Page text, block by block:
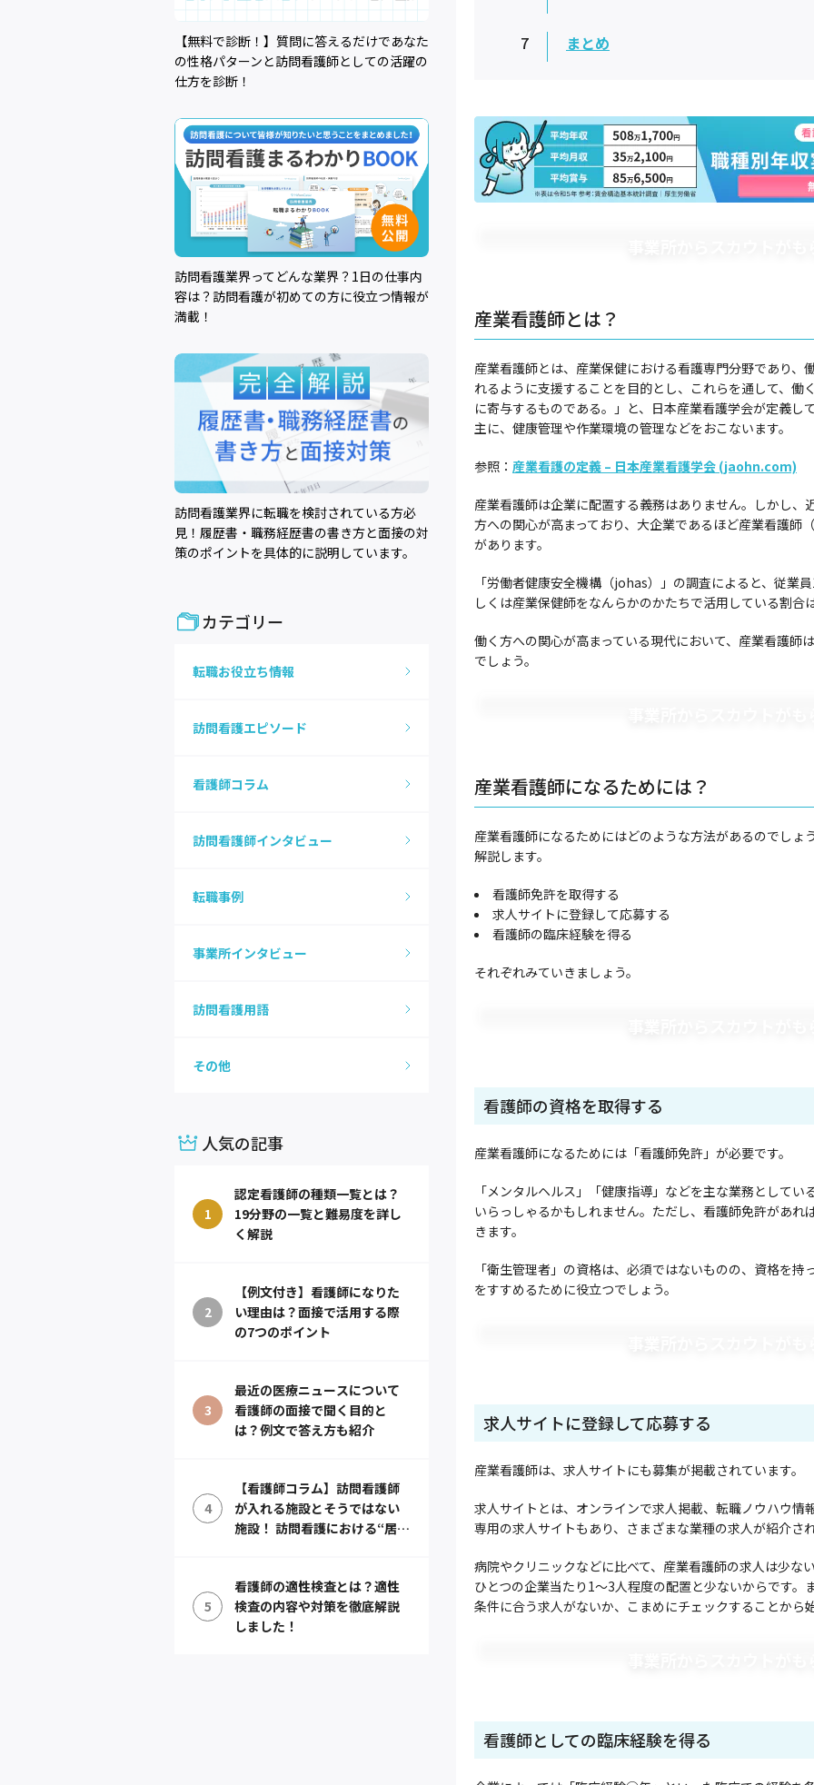
7 まとめ
産業看護師とは？
産業看護師とは、産業保健における看護専門分野であり、
れるように支援することを目的とし、これらを通して、働
に寄与するものである。」と、日本産業看護学会が定義し
主に、健康管理や作業環境の管理などをおこないます。
参照： 産業看護の定義 – 日本産業看護学会 (jaohn.com)
産業看護師は企業に配置する義務はありません。しかし、
方への関心が高まっており、大企業であるほど産業看護師
があります。
「労働者健康安全機構（johas）」の調査によると、従業
しくは産業保健師をなんらかのかたちで活用している割合
働く方への関心が高まっている現代において、産業看護師
でしょう。
産業看護師になるためには？
産業看護師になるためにはどのような方法があるのでしょ
解説します。
看護師免許を取得する
求人サイトに登録して応募する
看護師の臨床経験を得る
それぞれみていきましょう。
看護師の資格を取得する
産業看護師になるためには「看護師免許」が必要です。
「メンタルヘルス」「健康指導」などを主な業務として
いらっしゃるかもしれません。ただし、看護師免許があれ
きます。
「衛生管理者」の資格は、必須ではないものの、資格を
をすすめるために役立つでしょう。
求人サイトに登録して応募する
産業看護師は、求人サイトにも募集が掲載されています。
求人サイトとは、オンラインで求人掲載、転職ノウハウ情
専用の求人サイトもあり、さまざまな業種の求人が紹介さ
病院やクリニックなどに比べて、産業看護師の求人は少な
ひとつの企業当たり1～3人程度の配置と少ないからです。
条件に合う求人がないか、こまめにチェックすることから
看護師としての臨床経験を得る
【無料で診断！】質問に答えるだけであなた
の性格パターンと訪問看護師としての活躍の
仕方を診断！
訪問看護業界ってどんな業界？1日の仕事内
容は？訪問看護が初めての方に役立つ情報が
満載！
訪問看護業界に転職を検討されている方必
見！履歴書・職務経歴書の書き方と面接の対
策のポイントを具体的に説明しています。
カテゴリー
転職お役立ち情報
訪問看護エピソード
看護師コラム
訪問看護師インタビュー
転職事例
事業所インタビュー
訪問看護用語
その他
人気の記事
1
認定看護師の種類一覧とは？
19分野の一覧と難易度を詳し
く解説
2
【例文付き】看護師になりた
い理由は？面接で活用する際
の7つのポイント
3
最近の医療ニュースについて
看護師の面接で聞く目的と
は？例文で答え方も紹介
4
【看護師コラム】訪問看護師
が入れる施設とそうではない
施設！ 訪問看護における“居
5
看護師の適性検査とは？適性
検査の内容や対策を徹底解説
しました！